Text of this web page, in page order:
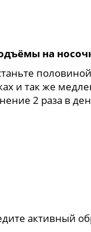
на
половиной
и так же
2 раза в
активный